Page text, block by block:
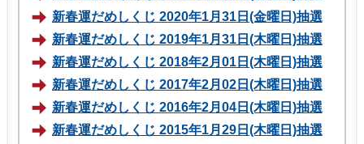
新春運だめしくじ 2020年1月31日(金曜日)抽選
新春運だめしくじ 2019年1月31日(木曜日)抽選
新春運だめしくじ 2018年2月01日(木曜日)抽選
新春運だめしくじ 2017年2月02日(木曜日)抽選
新春運だめしくじ 2016年2月04日(木曜日)抽選
新春運だめしくじ 2015年1月29日(木曜日)抽選